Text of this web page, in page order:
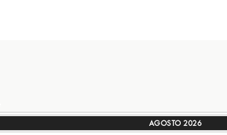
AGOSTO 2026